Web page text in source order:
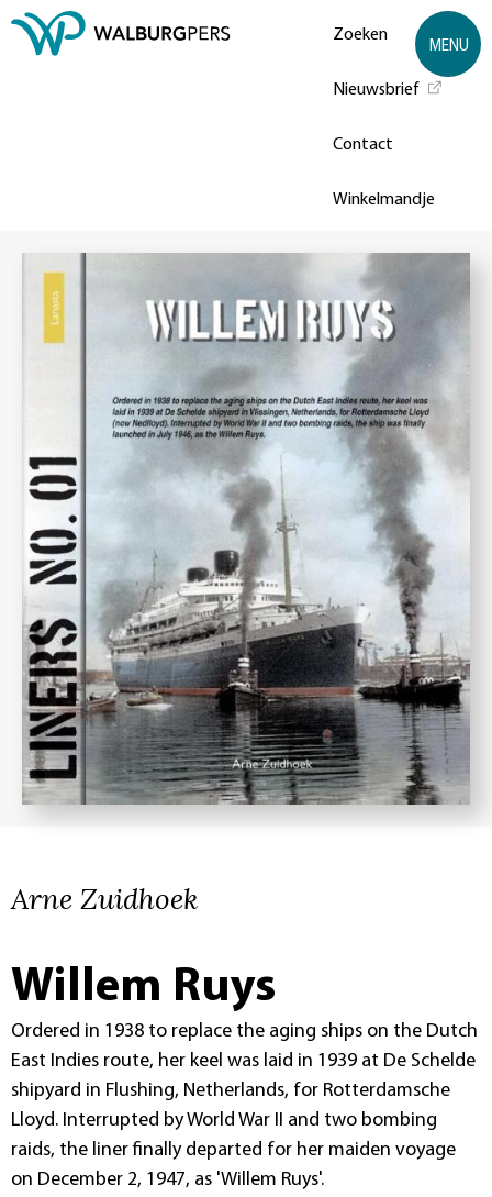
Zoeken
Nieuwsbrief
Contact
Winkelmandje
MENU
Arne Zuidhoek
Willem Ruys
Ordered in 1938 to replace the aging ships on the Dutch
East Indies route, her keel was laid in 1939 at De Schelde
shipyard in Flushing, Netherlands, for Rotterdamsche
Lloyd. Interrupted by World War II and two bombing
raids, the liner finally departed for her maiden voyage
on December 2, 1947, as 'Willem Ruys'.